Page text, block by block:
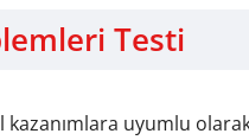
Testi
kazanımlara uyumlu